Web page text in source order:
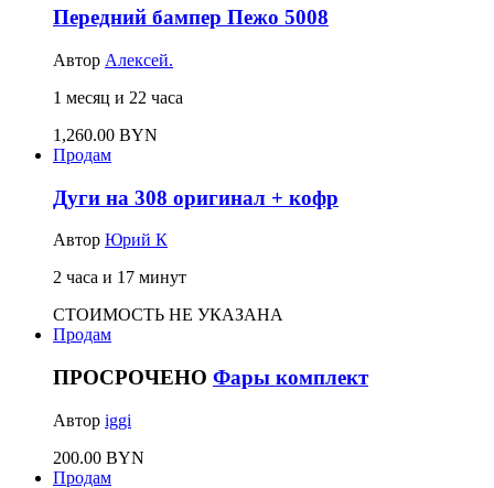
Передний бампер Пежо 5008
Автор Алексей.
1 месяц и 22 часа
1,260.00 BYN
Продам
Дуги на 308 оригинал + кофр
Автор Юрий К
2 часа и 17 минут
СТОИМОСТЬ НЕ УКАЗАНА
Продам
ПРОСРОЧЕНО Фары комплект
Автор iggi
200.00 BYN
Продам